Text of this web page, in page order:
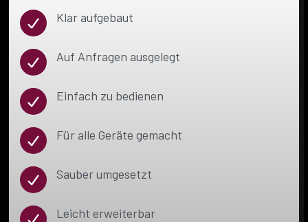
Klar aufgebaut
Auf Anfragen ausgelegt
Einfach zu bedienen
Für alle Geräte gemacht
Sauber umgesetzt
Leicht erweiterbar